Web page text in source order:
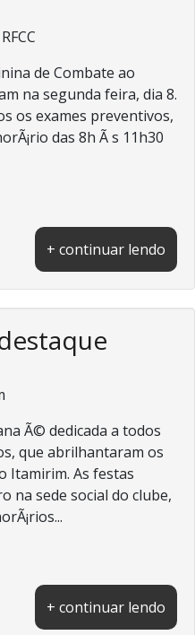
de Combate ao
na segunda feira, dia 8.
os exames preventivos,
das 8h Ã s 11h30
+ continuar lendo
Ã© dedicada a todos
que abrilhantaram os
Itamirim. As festas
na sede social do clube,
+ continuar lendo